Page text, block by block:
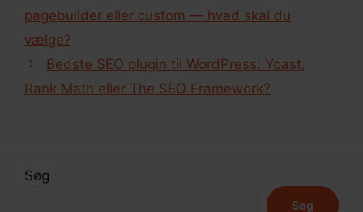
pagebuilder eller custom — hvad skal du
vælge?
Bedste SEO plugin til WordPress: Yoast,
Rank Math eller The SEO Framework?
Søg
Søg